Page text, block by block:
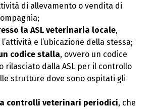
di allevamento o vendita di
la ASL veterinaria locale,
e l’ubicazione della stessa;
codice stalla, ovvero un codice
rilasciato dalla ASL per il controllo
strutture dove sono ospitati gli
controlli veterinari periodici, che